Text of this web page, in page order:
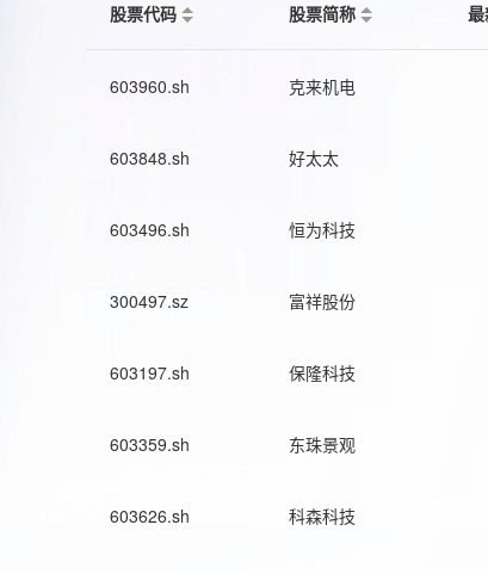
股票代码
股票简称
603960.sh 克来机电
603848.sh 好太太
603496.sh 恒为科技
300497.sz 富祥股份
603197.sh 保隆科技
603359.sh 东珠景观
603626.sh 科森科技